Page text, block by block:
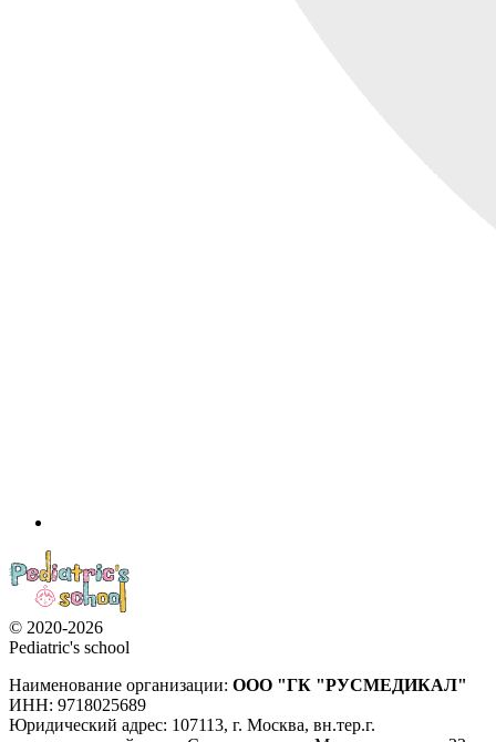
© 2020-2026
Pediatric's school
Наименование организации: ООО "ГК "РУСМЕДИКАЛ"
ИНН: 9718025689
Юридический адрес: 107113, г. Москва, вн.тер.г.